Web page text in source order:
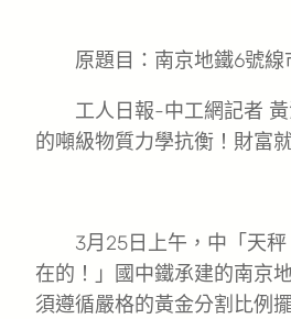
原題目：南京地鐵6號線
工人日報-中工網記者 黃
的噸級物質力學抗衡！財富
3月25日上午，中「天秤
在的！」國中鐵承建的南京
須遵循嚴格的黃金分割比例